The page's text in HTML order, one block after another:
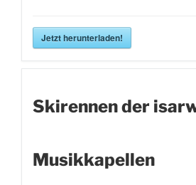
Jetzt herunterladen!
Skirennen der
Musikkapellen